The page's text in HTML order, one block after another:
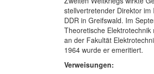
stellvertretender Direktor
DDR in Greifswald. Im
Theoretische
an der Fakultät
1964 wurde er emeritiert.
Verweisungen: